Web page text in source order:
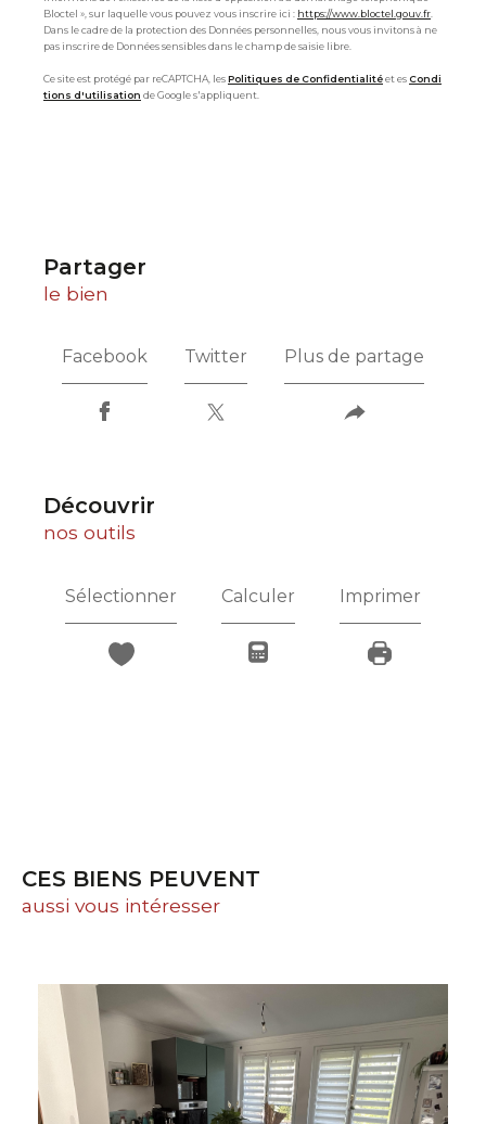
Bloctel », sur laquelle vous pouvez vous inscrire ici : https://www.bloctel.gouv.fr
Dans le cadre de la protection des Données personnelles, nous vous invitons à ne
pas inscrire de Données sensibles dans le champ de saisie libre.
Ce site est protégé par reCAPTCHA, lesPolitiques de Confidentialitéet es Condi
tions d'utilisation de Google s'appliquent.
partager
le bien
Facebook Twitter Plus de partage
découvrir
nos outils
Sélectionner Calculer Imprimer
CES BIENS PEUVENT
aussi vous intéresser